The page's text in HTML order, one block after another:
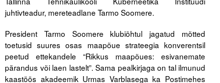
Publikatsioonid
Viidad
ICC WBO
juhtivteadur, mereteadlane Tarmo Soomere.
President Tarmo Soomere klubiõhtul jagatud mõtted
toetusid suures osas maapõue strateegia konverentsil
peetud ettekandele “Rikkus maapõues: esivanemate
pärandus või laen lastelt”. Sama pealkirjaga on tal ilmunud
kaastöös akadeemik Urmas Varblasega ka Postimehes